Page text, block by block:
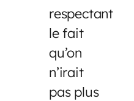
respectant
le fait
qu’on
n’irait
pas plus